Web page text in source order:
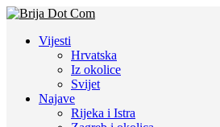
Vijesti
Hrvatska
Iz okolice
Svijet
Najave
Rijeka i Istra